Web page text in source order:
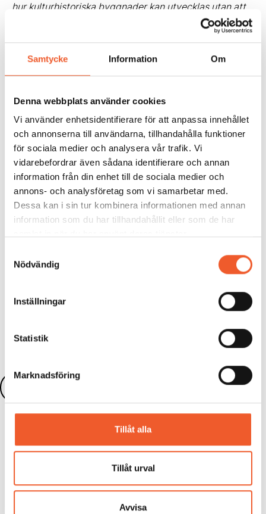
Samtycke Information Om
Denna webbplats använder cookies
Vi använder enhetsidentifierare för att anpassa innehållet
och annonserna till användarna, tillhandahålla funktioner
för sociala medier och analysera vår trafik. Vi
vidarebefordrar även sådana identifierare och annan
information från din enhet till de sociala medier och
annons- och analysföretag som vi samarbetar med.
Dessa kan i sin tur kombinera informationen med annan
information som du har tillhandahållit eller som de har
Nödvändig
Inställningar
Statistik
Marknadsföring
Tillåt alla
Tillåt urval
Avvisa
hur kulturhistoriska byggnader kan utvecklas utan att
hur ekologiska system, materialval och arkitektoniska
kvaliteter kan integreras i förvaltning och
ombyggnation
hur vi undviker att förstöra befintliga kvaliteter – och i
Med sin kombination av internationellt perspektiv,
ger Nicolai Bo Andersen en unik och efterlängtad röst
i diskussionen om hur vi tar hand om de byggnader vi
redan har – på ett sätt som är både hållbart,
värdebevarande och framtidsinriktat.
För dig som arbetar med förvaltning, utveckling,
renovering eller strategiska beslut kring
kulturhistoriska byggnader är detta en keynote du
inte vill missa!